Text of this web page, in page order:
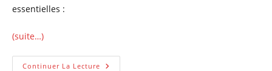
essentielles :
(suite…)
Continuer La Lecture Huiles